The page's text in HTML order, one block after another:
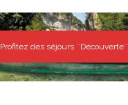
Profitez des séjours ``Découverte``